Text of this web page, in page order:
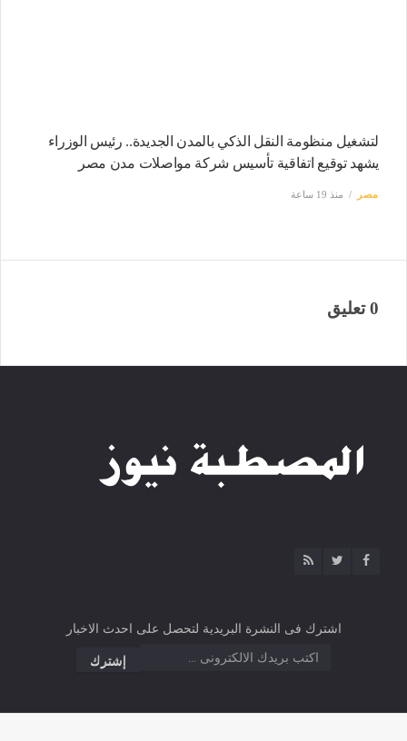
لتشغيل منظومة النقل الذكي بالمدن الجديدة.. رئيس الوزراء
يشهد توقيع اتفاقية تأسيس شركة مواصلات مدن مصر
مصر منذ 19 ساعة
0 تعليق
اشترك فى النشرة البريدية لتحصل على احدث الاخبار